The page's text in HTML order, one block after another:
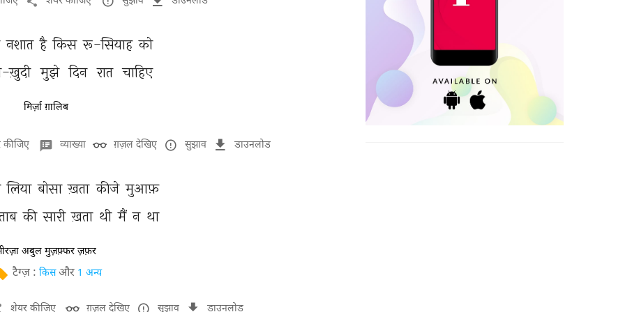
नशात है किस रू-सियाह को
ख़ुदी मुझे दिन रात चाहिए
मिर्ज़ा ग़ालिब
व्याख्या ग़ज़ल देखिए सुझाव डाउनलोड
लिया बोसा ख़ता कीजे मुआफ़
की सारी ख़ता थी मैं न था
अबुल मुज़फ़्फर ज़फ़र
टैग्ज़ : किस और 1 अन्य
शेयर कीजिए ग़ज़ल देखिए सुझाव डाउनलोड